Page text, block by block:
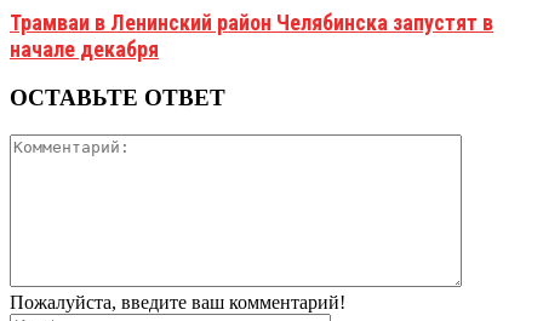
Трамваи в Ленинский район Челябинска запустят в
начале декабря
ОСТАВЬТЕ ОТВЕТ
Пожалуйста, введите ваш комментарий!